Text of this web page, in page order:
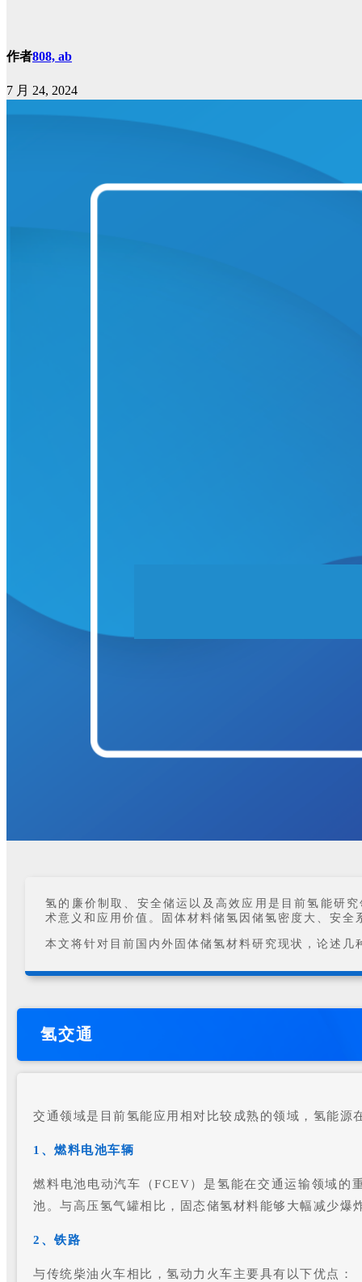
作者808, ab
7 月 24, 2024
氢的廉价制取、安全储运以及高效应用是目前氢能研
术意义和应用价值。固体材料储氢因储氢密度大、安
本文将针对目前国内外固体储氢材料研究现状，论述几
氢交通
交通领域是目前氢能应用相对比较成熟的领域，氢能
1、燃料电池车辆
燃料电池电动汽车（FCEV）是氢能在交通运输领域的
池。与高压氢气罐相比，固态储氢材料能够大幅减少
2、铁路
与传统柴油火车相比，氢动力火车主要具有以下优点：